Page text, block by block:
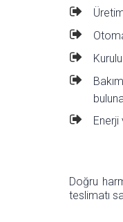
Doğru
teslimatı